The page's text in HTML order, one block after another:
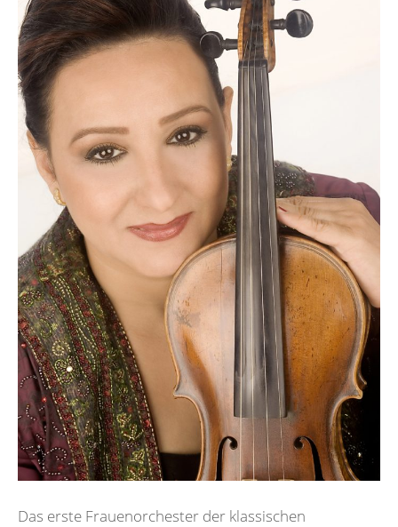
Das erste Frauenorchester der klassischen